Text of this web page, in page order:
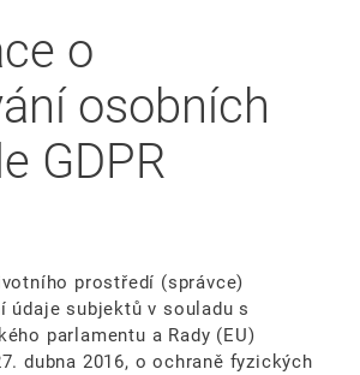
o
osobních
GDPR
prostředí (správce)
údaje subjektů v souladu s
parlamentu a Rady (EU)
dubna 2016, o ochraně fyzických